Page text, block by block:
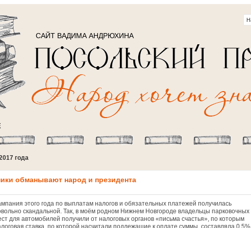
САЙТ ВАДИМА АНДРЮХИНА
года
обманывают народ и президента
этого года по выплатам налогов и обязательных платежей получилась
скандальной. Так, в моём родном Нижнем Новгороде владельцы парковочных
для автомобилей получили от налоговых органов «письма счастья», по которым
ставка, по которой насчитали подлежащие к оплате суммы, составляла 0,5%